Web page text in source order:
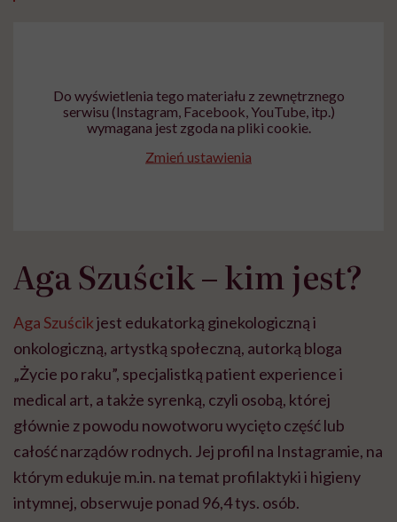
Do wyświetlenia tego materiału z zewnętrznego
serwisu (Instagram, Facebook, YouTube, itp.)
wymagana jest zgoda na pliki cookie.
Zmień ustawienia
Aga Szuścik – kim jest?
Aga Szuścikjest edukatorką ginekologiczną i
onkologiczną, artystką społeczną, autorką bloga
„Życie po raku”, specjalistką patient experience i
medical art, a także syrenką, czyli osobą, której
głównie z powodu nowotworu wycięto część lub
całość narządów rodnych. Jej profil na Instagramie, na
którym edukuje m.in. na temat profilaktyki i higieny
intymnej, obserwuje ponad 96,4 tys. osób.